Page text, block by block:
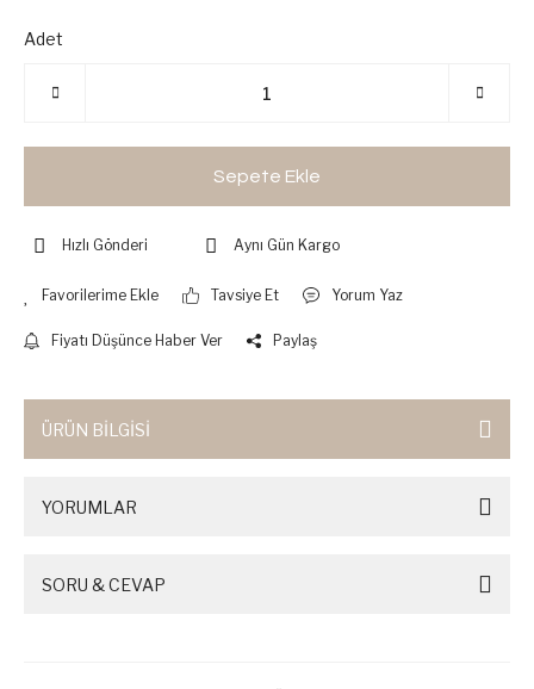
Adet
Sepete Ekle
Hızlı Gönderi Aynı Gün Kargo
Tavsiye Et Yorum Yaz
Fiyatı Düşünce Haber Ver Paylaş
ÜRÜN BİLGİSİ
YORUMLAR
SORU & CEVAP